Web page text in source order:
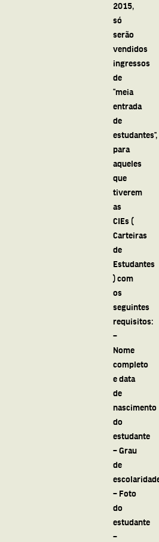
2015,
só
serão
vendidos
ingressos
de
“meia
entrada
de
estudantes”,
para
aqueles
que
tiverem
as
CIEs (
Carteiras
de
Estudantes
) com
os
seguintes
requisitos:
–
Nome
completo
e data
de
nascimento
do
estudante
– Grau
de
– Foto
do
estudante
–